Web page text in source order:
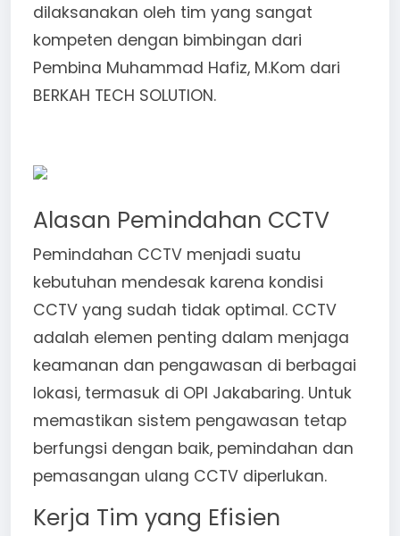
dilaksanakan oleh tim yang sangat
kompeten dengan bimbingan dari
Pembina Muhammad Hafiz, M.Kom dari
BERKAH TECH SOLUTION.
Alasan Pemindahan CCTV
Pemindahan CCTV menjadi suatu
kebutuhan mendesak karena kondisi
CCTV yang sudah tidak optimal. CCTV
adalah elemen penting dalam menjaga
keamanan dan pengawasan di berbagai
lokasi, termasuk di OPI Jakabaring. Untuk
memastikan sistem pengawasan tetap
berfungsi dengan baik, pemindahan dan
pemasangan ulang CCTV diperlukan.
Kerja Tim yang Efisien